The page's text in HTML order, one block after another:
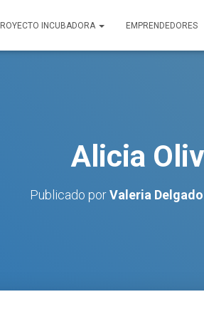
INCUBADORA EMPRENDEDORES
Alicia
Publicado porValeria Delgado